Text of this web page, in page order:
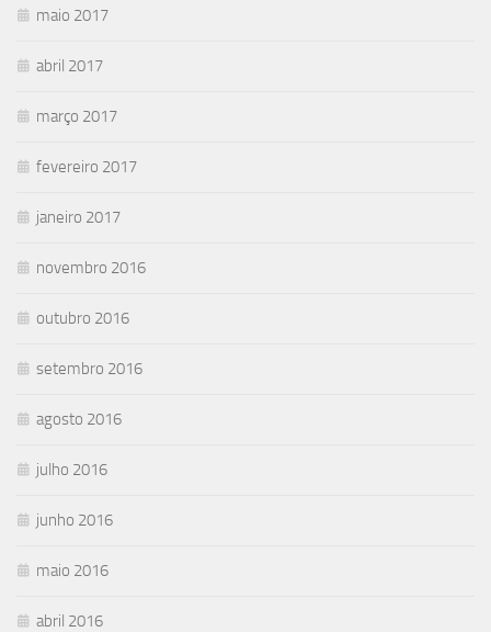
maio 2017
abril 2017
março 2017
fevereiro 2017
janeiro 2017
novembro 2016
outubro 2016
setembro 2016
agosto 2016
julho 2016
junho 2016
maio 2016
abril 2016